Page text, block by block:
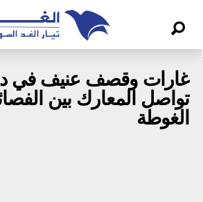
غارات وقصف عنيف في
تواصل المعارك بين
الغوطة